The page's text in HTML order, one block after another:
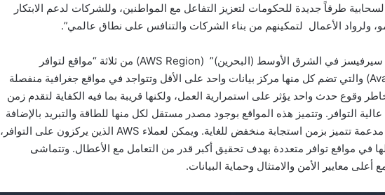
طرقاً جديدة للحكومات لتعزيز التفاعل مع المواطنين، وللشركات لدعم الابتكار
ولرواد الأعمال لتمكينهم من بناء الشركات والتنافس على نطاق عالمي”.
وتتألف “منطقة أمازون ويب سيرفيسز في الشرق الأوسط (البحرين)” (AWS Region) من ثلاثة “مواقع لتوافر
الخدمات” (Availability Zones) والتي تضم كل منها مركز بيانات واحد على الأقل وتتواجد في مواقع جغرافية منفصلة
وقوع حدث واحد يؤثر على استمرارية العمل، ولكنها قريبة بما فيه الكفاية لتقدم زمن
التوافر. وتتميز هذه المواقع بوجود مصدر مستقل لكل منها للطاقة والتبريد بالإضافة
إلى الأمن والاتصال بشبكات مدعمة تتميز بزمن استجابة منخفض للغاية. ويمكن لعملاء AWS الذين يركزون على التوافر،
في مواقع توافر متعددة بهدف تحقيق أكبر قدر من التعامل مع الأعطال. وتتماشى